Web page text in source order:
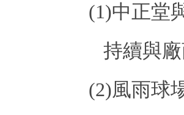
(1)中正堂
持續與
(2)風雨球